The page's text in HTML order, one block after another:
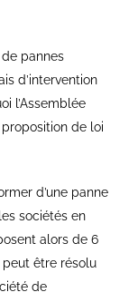
pannes
d’intervention
l’Assemblée
de loi
d’une panne
sociétés en
alors de 6
peut être résolu
de